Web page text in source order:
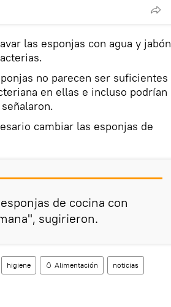
las esponjas con agua y jabón
no parecen ser suficientes
en ellas e incluso podrían
cambiar las esponjas de
de cocina con
sugirieron.
higiene 🥚 Alimentación noticias